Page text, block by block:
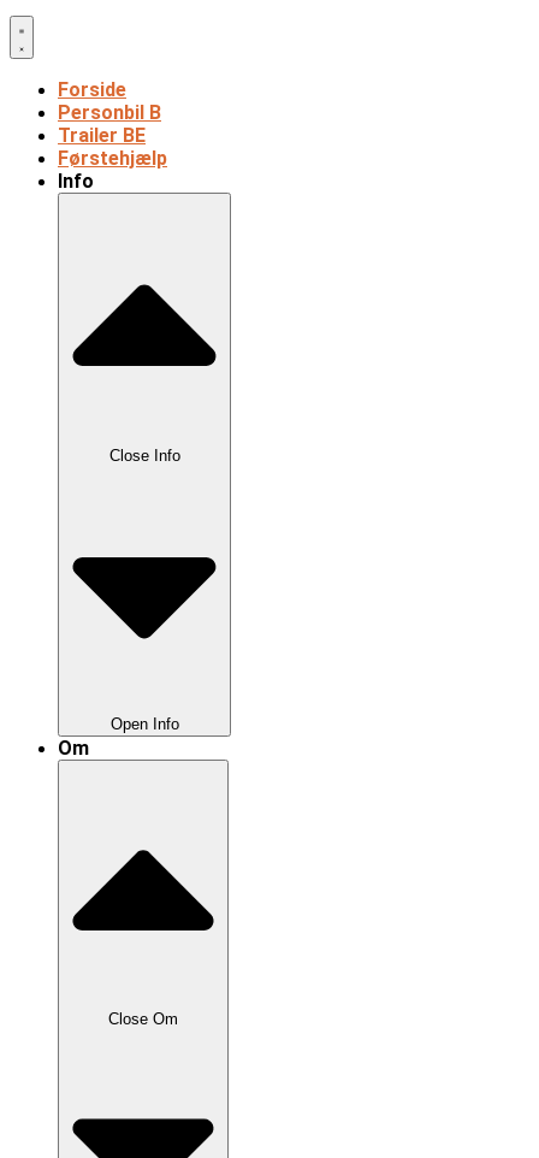
Forside
Personbil B
Trailer BE
Førstehjælp
Info
Close Info
Open Info
Inden Køreprøven
Om
Close Om